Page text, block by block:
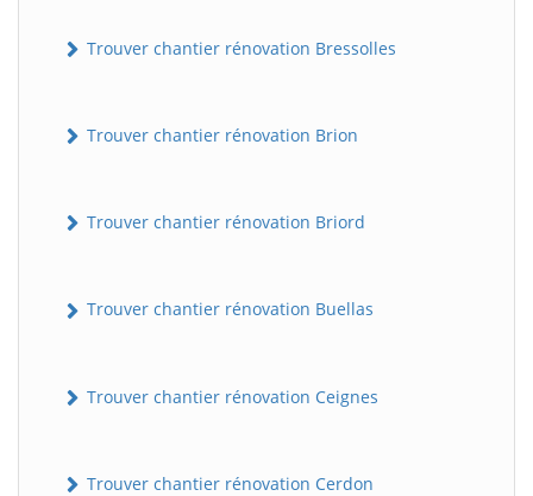
Trouver chantier rénovation Bressolles
Trouver chantier rénovation Brion
Trouver chantier rénovation Briord
Trouver chantier rénovation Buellas
Trouver chantier rénovation Ceignes
Trouver chantier rénovation Cerdon